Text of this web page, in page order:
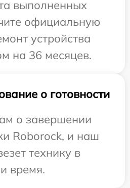
выполненных
официальную
устройства
на 36 месяцев.
о готовности
о завершении
Roborock, и наш
технику в
время.